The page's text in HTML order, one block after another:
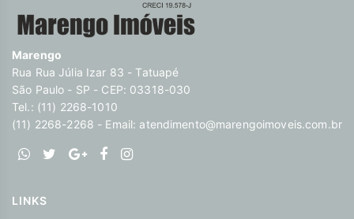
Marengo
Rua Rua Júlia Izar 83 - Tatuapé
São Paulo - SP - CEP: 03318-030
Tel.: (11) 2268-1010
(11) 2268-2268 - Email: atendimento@marengoimoveis.com.br
LINKS